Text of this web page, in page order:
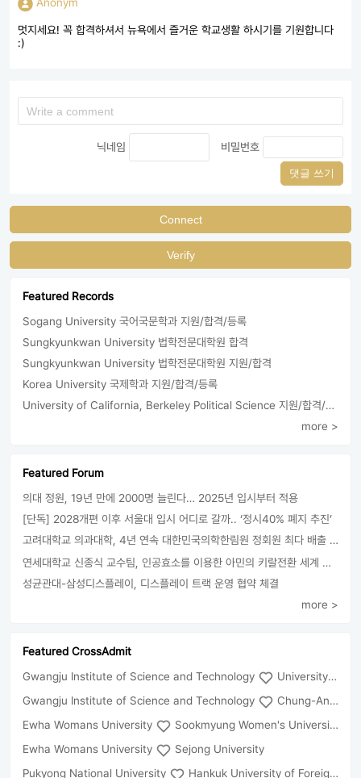
멋지세요! 꼭 합격하셔서 뉴욕에서 즐거운 학교생활 하시기를 기원합니다
:)
닉네임 비밀번호
댓글 쓰기
Connect
Verify
Featured Records
Sogang University 국어국문학과 지원/합격/등록
Sungkyunkwan University 법학전문대학원 합격
Sungkyunkwan University 법학전문대학원 지원/합격
Korea University 국제학과 지원/합격/등록
University of California, Berkeley Political Science 지원/합격/등록
more >
Featured Forum
의대 정원, 19년 만에 2000명 늘린다… 2025년 입시부터 적용
[단독] 2028개편 이후 서울대 입시 어디로 갈까.. ‘정시40% 폐지 추진’
고려대학교 의과대학, 4년 연속 대한민국의학한림원 정회원 최다 배출 外
연세대학교 신종식 교수팀, 인공효소를 이용한 아민의 키랄전환 세계 최초로 성공
성균관대-삼성디스플레이, 디스플레이 트랙 운영 협약 체결
more >
Featured CrossAdmit
Gwangju Institute of Science and Technology
University of Seoul
Gwangju Institute of Science and Technology
Chung-Ang University
Ewha Womans University
Sookmyung Women's University
Ewha Womans University
Sejong University
Pukyong National University
Hankuk University of Foreign Studies(Global Campus